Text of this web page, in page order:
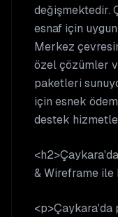
değişmektedir.
esnaf için
Merkez
özel çözümler
paketleri
için esnek
destek
& Wireframe ile